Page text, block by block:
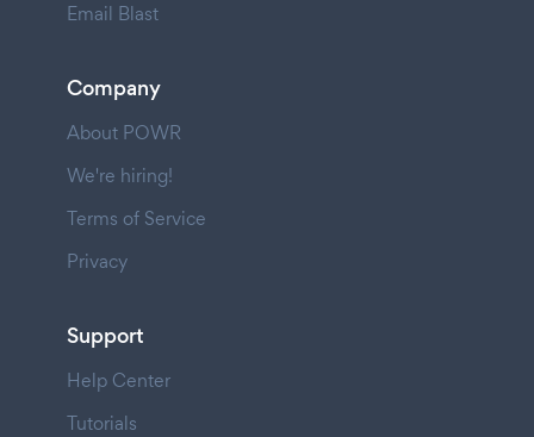
Email Blast
Company
About POWR
We're hiring!
Terms of Service
Privacy
Support
Help Center
Tutorials